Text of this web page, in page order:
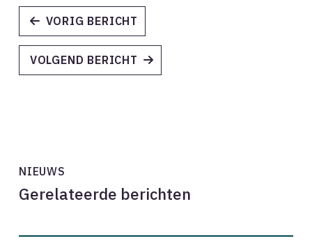
VORIG BERICHT
VOLGEND BERICHT
NIEUWS
Gerelateerde berichten